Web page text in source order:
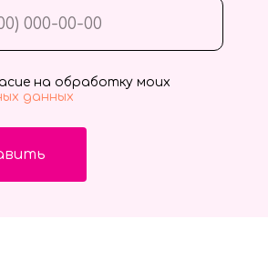
на обработку моих
данных